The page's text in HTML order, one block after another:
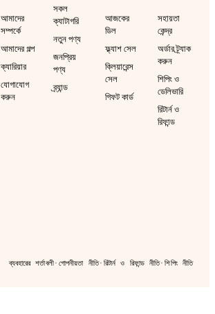
আমাদের
সম্পর্কে
আমাদের গল্প
ক্যারিয়ার
যোগাযোগ
করুন
সকল
ক্যাটাগরি
নতুন পণ্য
জনপ্রিয়
পণ্য
ব্র্যান্ড
আজকের
ডিল
ফ্ল্যাশ সেল
ক্লিয়ারেন্স
সেল
গিফট কার্ড
সহায়তা
কেন্দ্র
অর্ডার ট্র্যাক
করুন
শিপিং ও
ডেলিভারি
রিটার্ন ও
রিফান্ড
ব্যবহারের শর্তাবলী· গোপনীয়তা নীতি· রিটার্ন ও রিফান্ড নীতি·শিপিং নীতি